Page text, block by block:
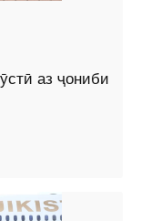
аз ҷониби